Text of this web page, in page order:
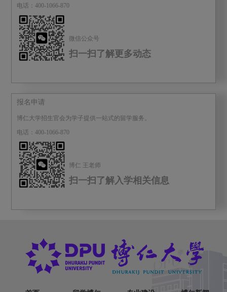
电话：400-1066-870
微信公众号
扫一扫了解更多动态
报名申请
博仁大学招生官会为学子提供一站式的留学服务。
电话：400-1066-870
博仁 王老师
扫一扫了解入学相关信息